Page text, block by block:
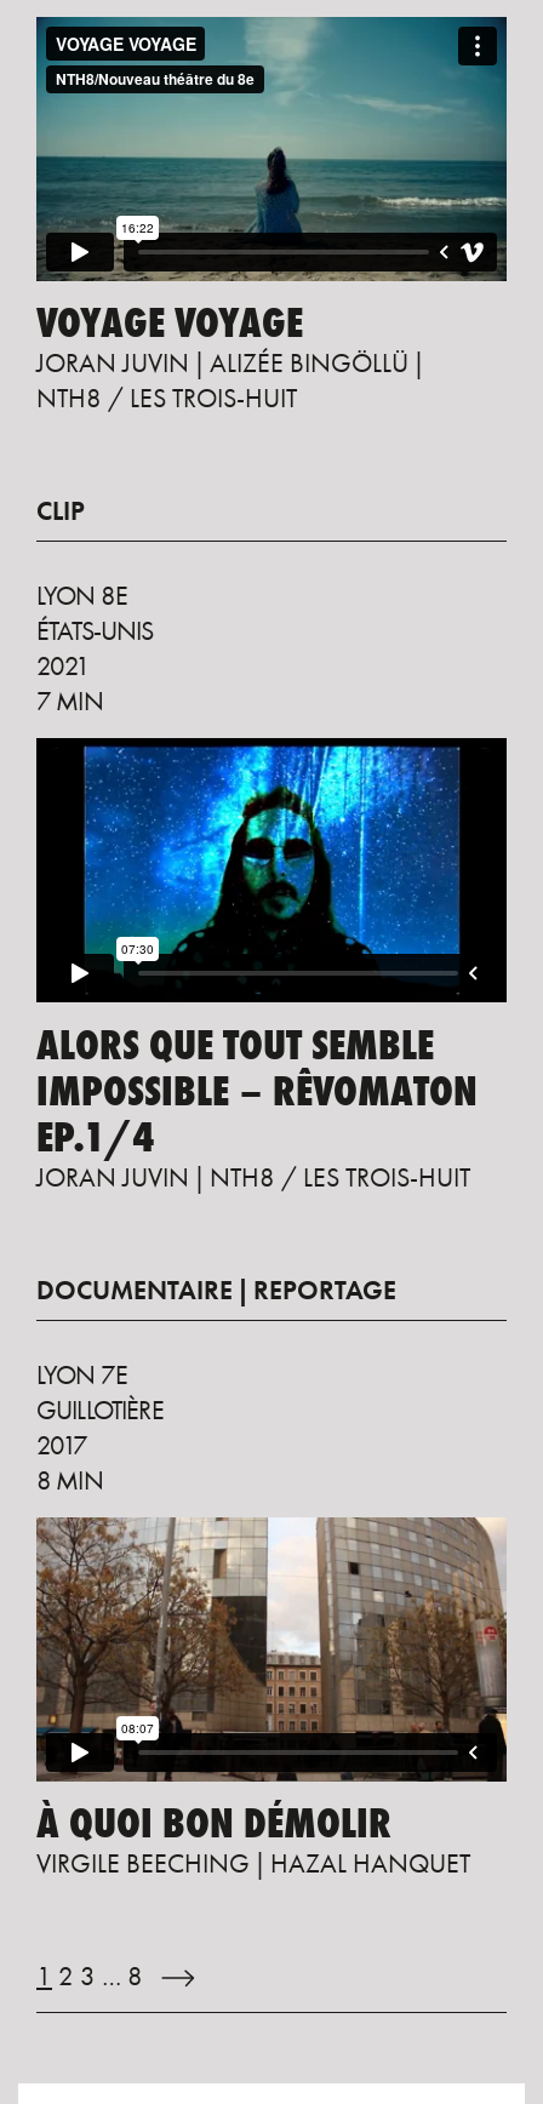
VOYAGE VOYAGE
JORAN JUVIN
ALIZÉE BINGÖLLÜ
NTH8 / LES TROIS-HUIT
CLIP
LYON 8E
ÉTATS-UNIS
2021
7 MIN
ALORS QUE TOUT SEMBLE
IMPOSSIBLE – RÊVOMATON
EP.1/4
JORAN JUVIN NTH8 / LES TROIS-HUIT
DOCUMENTAIRE REPORTAGE
LYON 7E
GUILLOTIÈRE
2017
8 MIN
À QUOI BON DÉMOLIR
VIRGILE BEECHING HAZAL HANQUET
1 2 3 … 8